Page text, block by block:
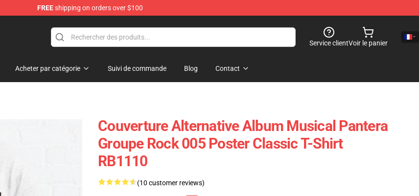
FREEshipping on orders over $100
Service clientVoir le panier
Acheter par catégorie Suivi de commande Blog Contact
Couverture Alternative Album Musical Pantera
Groupe Rock 005 Poster Classic T-Shirt
RB1110
(10 customer reviews)